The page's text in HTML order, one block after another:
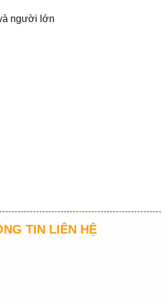
người lớn
TIN LIÊN HỆ